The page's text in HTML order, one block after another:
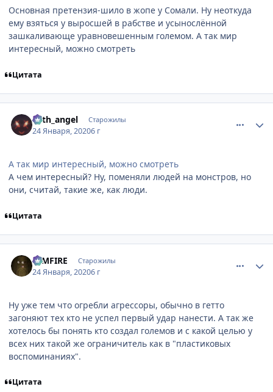
Основная претензия-шило в жопе у Сомали. Ну неоткуда
ему взяться у выросшей в рабстве и усынослённой
зашкаливающе уравновешенным големом. А так мир
интересный, можно смотреть
Цитата
19th_аngel Старожилы
24 Января, 20206 г
А так мир интересный, можно смотреть
А чем интересный? Ну, поменяли людей на монстров, но
они, считай, такие же, как люди.
Цитата
DIMFIRE Старожилы
24 Января, 20206 г
Ну уже тем что огребли агрессоры, обычно в гетто
загоняют тех кто не успел первый удар нанести. А так же
хотелось бы понять кто создал големов и с какой целью у
всех них такой же ограничитель как в "пластиковых
воспоминаниях".
Цитата